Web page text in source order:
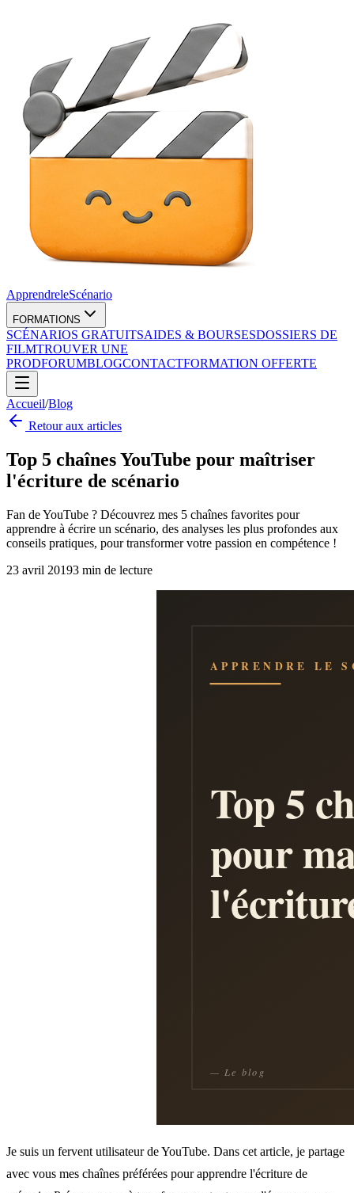
ApprendreleScénario
FORMATIONS
SCÉNARIOS GRATUITSAIDES & BOURSESDOSSIERS DE
FILMTROUVER UNE
PRODFORUMBLOGCONTACTFORMATION OFFERTE
Accueil/Blog
Retour aux articles
Top 5 chaînes YouTube pour maîtriser
l'écriture de scénario
Fan de YouTube ? Découvrez mes 5 chaînes favorites pour
apprendre à écrire un scénario, des analyses les plus profondes aux
conseils pratiques, pour transformer votre passion en compétence !
23 avril 20193 min de lecture
Je suis un fervent utilisateur de YouTube. Dans cet article, je partage
avec vous mes chaînes préférées pour apprendre l'écriture de